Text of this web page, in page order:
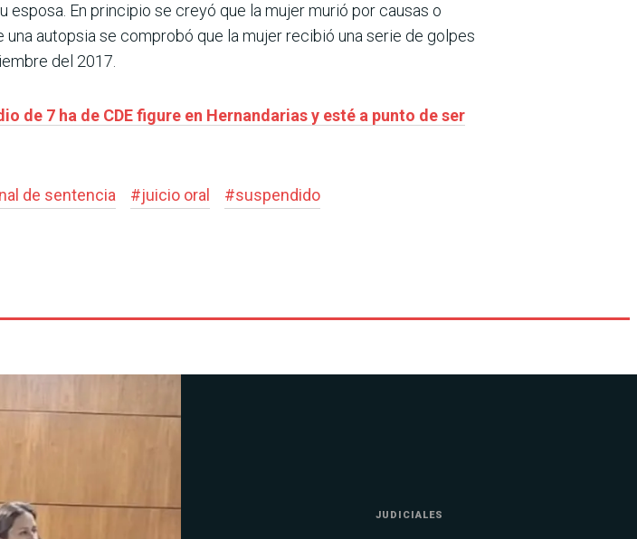
En principio se creyó que la mujer murió por causas o
autopsia se comprobó que la mujer recibió una serie de golpes
del 2017.
de 7 ha de CDE figure en Hernandarias y esté a punto de ser
de sentencia #juicio oral #suspendido
JUDICIALES